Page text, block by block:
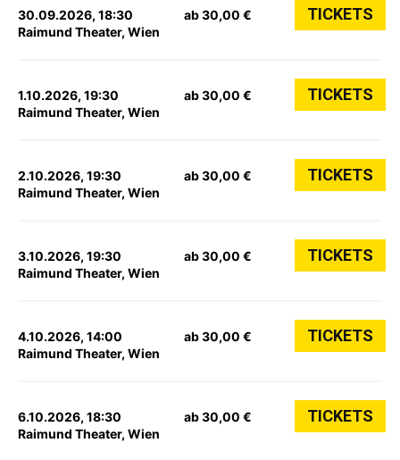
30.09.2026, 18:30
Raimund Theater, Wien
ab 30,00 € TICKETS
1.10.2026, 19:30
Raimund Theater, Wien
ab 30,00 € TICKETS
2.10.2026, 19:30
Raimund Theater, Wien
ab 30,00 € TICKETS
3.10.2026, 19:30
Raimund Theater, Wien
ab 30,00 € TICKETS
4.10.2026, 14:00
Raimund Theater, Wien
ab 30,00 € TICKETS
6.10.2026, 18:30
Raimund Theater, Wien
ab 30,00 € TICKETS